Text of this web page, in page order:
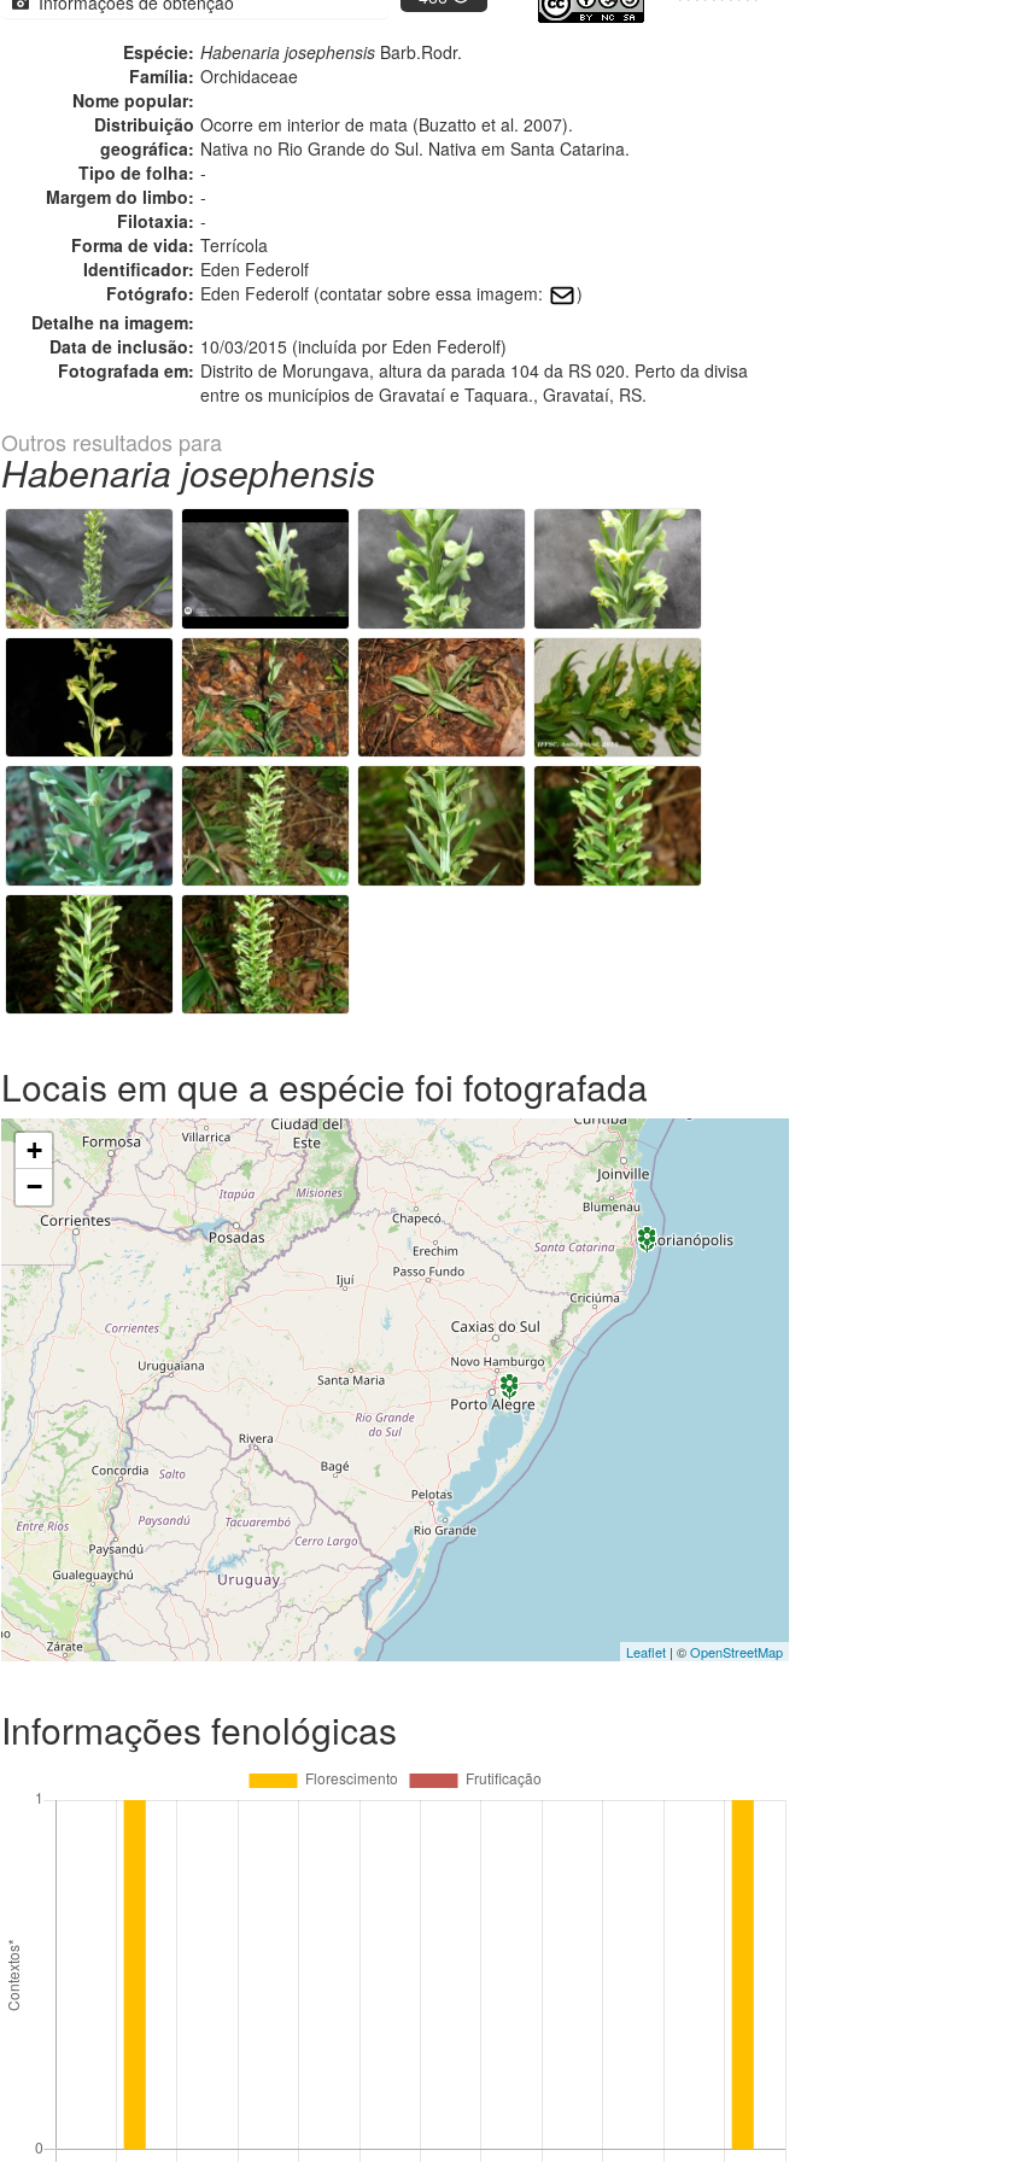
Espécie: Habenaria josephensis Barb.Rodr.
Família: Orchidaceae
Nome popular:
Distribuição
geográfica:
Ocorre em interior de mata (Buzatto et al. 2007).
Nativa no Rio Grande do Sul. Nativa em Santa Catarina.
Tipo de folha: -
Margem do limbo: -
Filotaxia: -
Forma de vida: Terrícola
Identificador: Eden Federolf
Fotógrafo: Eden Federolf (contatar sobre essa imagem:
)
Detalhe na imagem:
Data de inclusão: 10/03/2015 (incluída por Eden Federolf)
Fotografada em: Distrito de Morungava, altura da parada 104 da RS 020. Perto da divisa
entre os municípios de Gravataí e Taquara., Gravataí, RS.
Outros resultados para
Habenaria josephensis
Locais em que a espécie foi fotografada
+
−
Leaflet| ©OpenStreetMap
Informações fenológicas